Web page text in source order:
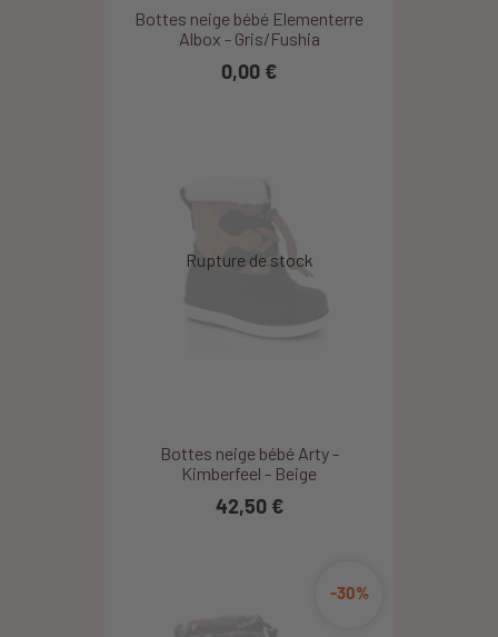
Bottes neige bébé Elementerre
Albox - Gris/Fushia
0,00 €
Bottes neige bébé Arty -
Kimberfeel - Beige
42,50 €
-30%